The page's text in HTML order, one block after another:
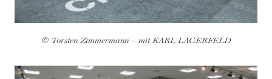
© Torsten Zimmermann – mit KARL LAGERFELD